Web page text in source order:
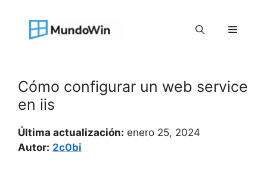
contenido
Menú
Cómo configurar un web service
en iis
Última actualización: enero 25, 2024
Autor: 2c0bi